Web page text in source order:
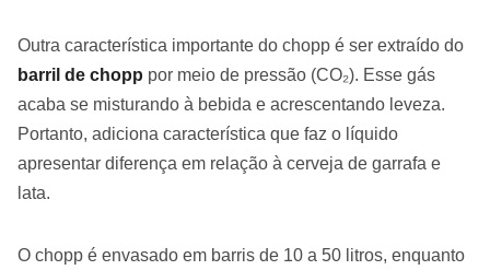
Outra característica importante do chopp é ser extraído do
barril de chopp por meio de pressão (CO₂). Esse gás
acaba se misturando à bebida e acrescentando leveza.
Portanto, adiciona característica que faz o líquido
apresentar diferença em relação à cerveja de garrafa e
lata.
O chopp é envasado em barris de 10 a 50 litros, enquanto